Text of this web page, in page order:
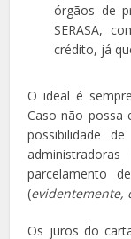
órgãos de
SERASA,
crédito, já
O ideal é
Caso não possa
possibilidade
parcelamento
(evidentemente,
Os juros do